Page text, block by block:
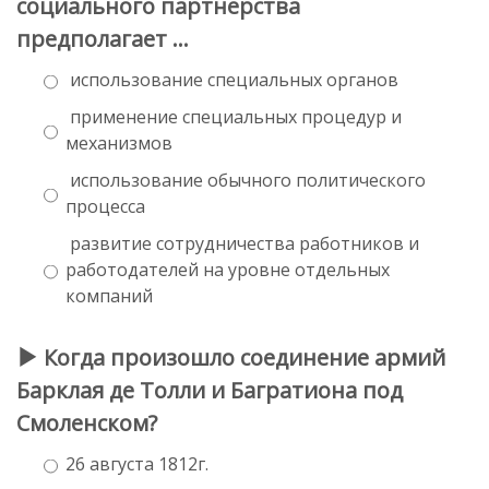
предполагает …
использование специальных органов
применение специальных процедур и
механизмов
использование обычного политического
процесса
развитие сотрудничества работников и
работодателей на уровне отдельных
компаний
Когда произошло соединение армий
Барклая де Толли и Багратиона под
Смоленском?
26 августа 1812г.